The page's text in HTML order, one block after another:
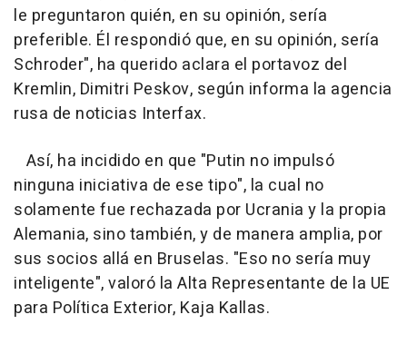
le preguntaron quién, en su opinión, sería
preferible. Él respondió que, en su opinión, sería
Schroder", ha querido aclara el portavoz del
Kremlin, Dimitri Peskov, según informa la agencia
rusa de noticias Interfax.
Así, ha incidido en que "Putin no impulsó
ninguna iniciativa de ese tipo", la cual no
solamente fue rechazada por Ucrania y la propia
Alemania, sino también, y de manera amplia, por
sus socios allá en Bruselas. "Eso no sería muy
inteligente", valoró la Alta Representante de la UE
para Política Exterior, Kaja Kallas.